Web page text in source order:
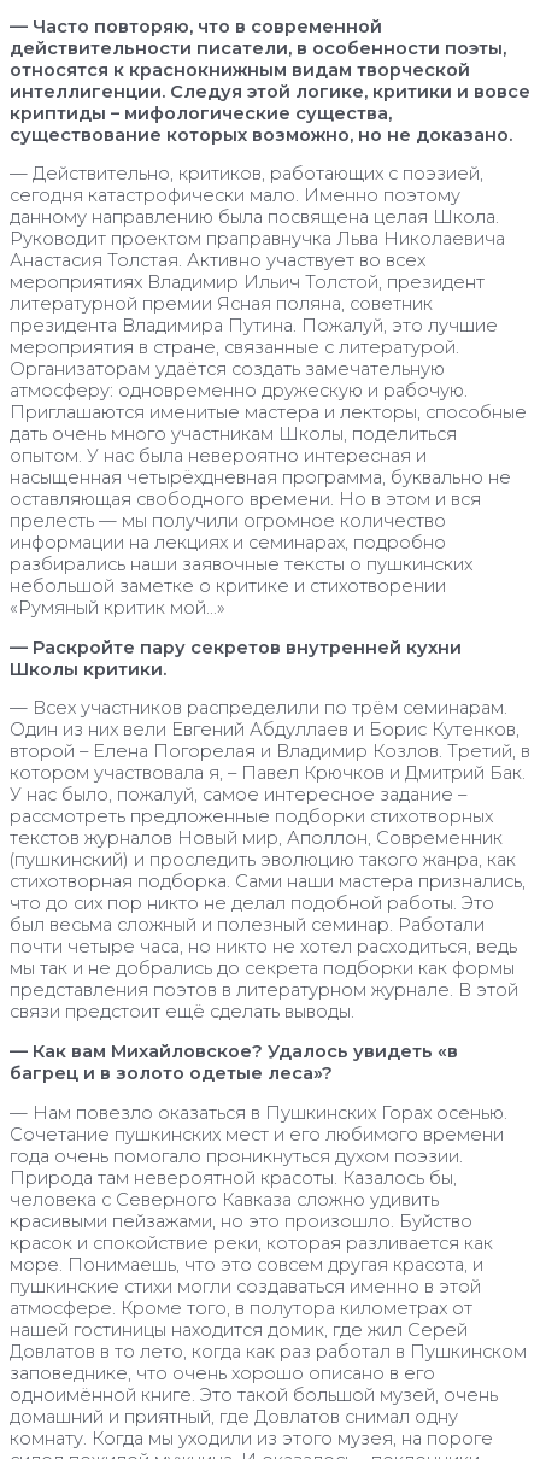
— Часто повторяю, что в современной
действительности писатели, в особенности поэты,
относятся к краснокнижным видам творческой
интеллигенции. Следуя этой логике, критики и вовсе
криптиды – мифологические существа,
существование которых возможно, но не доказано.
— Действительно, критиков, работающих с поэзией,
сегодня катастрофически мало. Именно поэтому
данному направлению была посвящена целая Школа.
Руководит проектом праправнучка Льва Николаевича
Анастасия Толстая. Активно участвует во всех
мероприятиях Владимир Ильич Толстой, президент
литературной премии Ясная поляна, советник
президента Владимира Путина. Пожалуй, это лучшие
мероприятия в стране, связанные с литературой.
Организаторам удаётся создать замечательную
атмосферу: одновременно дружескую и рабочую.
Приглашаются именитые мастера и лекторы, способные
дать очень много участникам Школы, поделиться
опытом. У нас была невероятно интересная и
насыщенная четырёхдневная программа, буквально не
оставляющая свободного времени. Но в этом и вся
прелесть — мы получили огромное количество
информации на лекциях и семинарах, подробно
разбирались наши заявочные тексты о пушкинских
небольшой заметке о критике и стихотворении
«Румяный критик мой…»
— Раскройте пару секретов внутренней кухни
Школы критики.
— Всех участников распределили по трём семинарам.
Один из них вели Евгений Абдуллаев и Борис Кутенков,
второй – Елена Погорелая и Владимир Козлов. Третий, в
котором участвовала я, – Павел Крючков и Дмитрий Бак.
У нас было, пожалуй, самое интересное задание –
рассмотреть предложенные подборки стихотворных
текстов журналов Новый мир, Аполлон, Современник
(пушкинский) и проследить эволюцию такого жанра, как
стихотворная подборка. Сами наши мастера признались,
что до сих пор никто не делал подобной работы. Это
был весьма сложный и полезный семинар. Работали
почти четыре часа, но никто не хотел расходиться, ведь
мы так и не добрались до секрета подборки как формы
представления поэтов в литературном журнале. В этой
связи предстоит ещё сделать выводы.
— Как вам Михайловское? Удалось увидеть «в
багрец и в золото одетые леса»?
— Нам повезло оказаться в Пушкинских Горах осенью.
Сочетание пушкинских мест и его любимого времени
года очень помогало проникнуться духом поэзии.
Природа там невероятной красоты. Казалось бы,
человека с Северного Кавказа сложно удивить
красивыми пейзажами, но это произошло. Буйство
красок и спокойствие реки, которая разливается как
море. Понимаешь, что это совсем другая красота, и
пушкинские стихи могли создаваться именно в этой
атмосфере. Кроме того, в полутора километрах от
нашей гостиницы находится домик, где жил Серей
Довлатов в то лето, когда как раз работал в Пушкинском
заповеднике, что очень хорошо описано в его
одноимённой книге. Это такой большой музей, очень
домашний и приятный, где Довлатов снимал одну
комнату. Когда мы уходили из этого музея, на пороге